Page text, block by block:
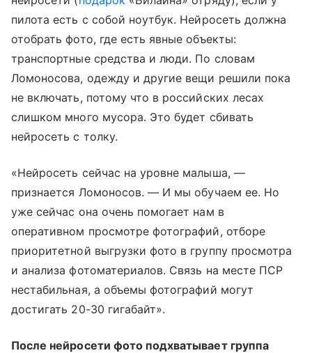
пилота есть с собой ноутбук. Нейросеть должна
отобрать фото, где есть явные объекты:
транспортные средства и люди. По словам
Ломоносова, одежду и другие вещи решили пока
не включать, потому что в российских лесах
слишком много мусора. Это будет сбивать
нейросеть с толку.
«Нейросеть сейчас на уровне малыша, —
признается Ломоносов. — И мы обучаем ее. Но
уже сейчас она очень помогает нам в
оперативном просмотре фотографий, отборе
приоритетной выгрузки фото в группу просмотра
и анализа фотоматериалов. Связь на месте ПСР
нестабильная, а объемы фотографий могут
достигать 20-30 гигабайт».
После нейросети фото подхватывает группа